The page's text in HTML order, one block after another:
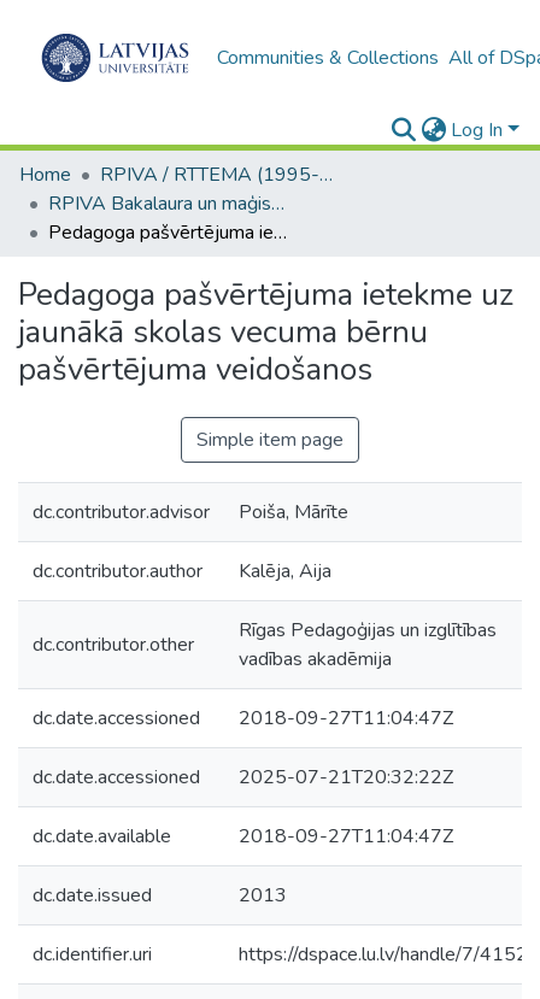
Communities & Collections All of
Log In
Home
RPIVA / RTTEMA (1995-2016)
RPIVA Bakalaura un maģistra darbi / RTTEMA Bachelor's and Master's theses (1995-2017)
Pedagoga pašvērtējuma ietekme uz jaunākā skolas vecuma bērnu pašvērtējuma veidošanos
Pedagoga pašvērtējuma ietekme uz
jaunākā skolas vecuma bērnu
pašvērtējuma veidošanos
Simple item page
dc.contributor.advisor Poiša, Mārīte
dc.contributor.author Kalēja, Aija
dc.contributor.other
Rīgas Pedagoģijas un izglītības
vadības akadēmija
dc.date.accessioned 2018-09-27T11:04:47Z
dc.date.accessioned 2025-07-21T20:32:22Z
dc.date.available 2018-09-27T11:04:47Z
dc.date.issued 2013
dc.identifier.uri https://dspace.lu.lv/handle/7/41523